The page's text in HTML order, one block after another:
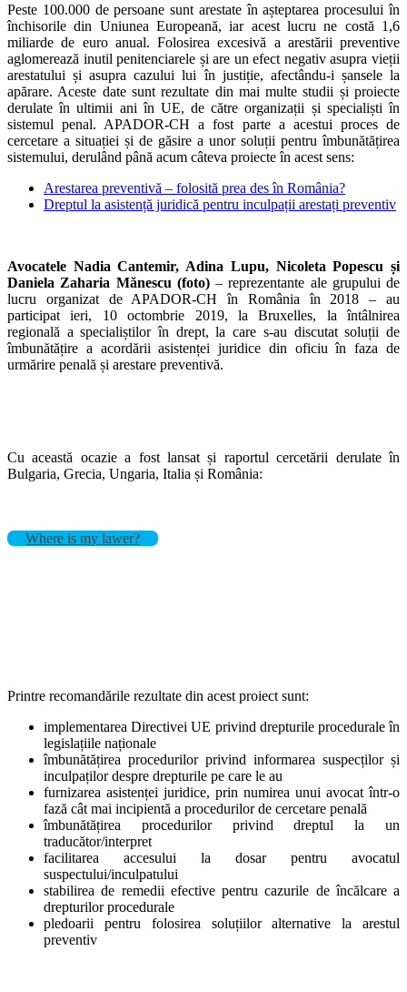
Peste 100.000 de persoane sunt arestate în așteptarea procesului în
închisorile din Uniunea Europeană, iar acest lucru ne costă 1,6
miliarde de euro anual. Folosirea excesivă a arestării preventive
aglomerează inutil penitenciarele și are un efect negativ asupra vieții
arestatului și asupra cazului lui în justiție, afectându-i șansele la
apărare. Aceste date sunt rezultate din mai multe studii și proiecte
derulate în ultimii ani în UE, de către organizații și specialiști în
sistemul penal. APADOR-CH a fost parte a acestui proces de
cercetare a situației și de găsire a unor soluții pentru îmbunătățirea
sistemului, derulând până acum câteva proiecte în acest sens:
Arestarea preventivă – folosită prea des în România?
Dreptul la asistență juridică pentru inculpații arestați preventiv
Avocatele Nadia Cantemir, Adina Lupu, Nicoleta Popescu și
Daniela Zaharia Mănescu (foto)– reprezentante ale grupului de
lucru organizat de APADOR-CH în România în 2018 – au
participat ieri, 10 octombrie 2019, la Bruxelles, la întâlnirea
regională a specialiștilor în drept, la care s-au discutat soluții de
îmbunătățire a acordării asistenței juridice din oficiu în faza de
urmărire penală și arestare preventivă.
Cu această ocazie a fost lansat și raportul cercetării derulate în
Bulgaria, Grecia, Ungaria, Italia și România:
Where is my lawer?
Printre recomandările rezultate din acest proiect sunt:
implementarea Directivei UE privind drepturile procedurale în
legislațiile naționale
îmbunătățirea procedurilor privind informarea suspecților și
inculpaților despre drepturile pe care le au
furnizarea asistenței juridice, prin numirea unui avocat într-o
fază cât mai incipientă a procedurilor de cercetare penală
îmbunătățirea procedurilor privind dreptul la un
traducător/interpret
facilitarea accesului la dosar pentru avocatul
suspectului/inculpatului
stabilirea de remedii efective pentru cazurile de încălcare a
drepturilor procedurale
pledoarii pentru folosirea soluțiilor alternative la arestul
preventiv